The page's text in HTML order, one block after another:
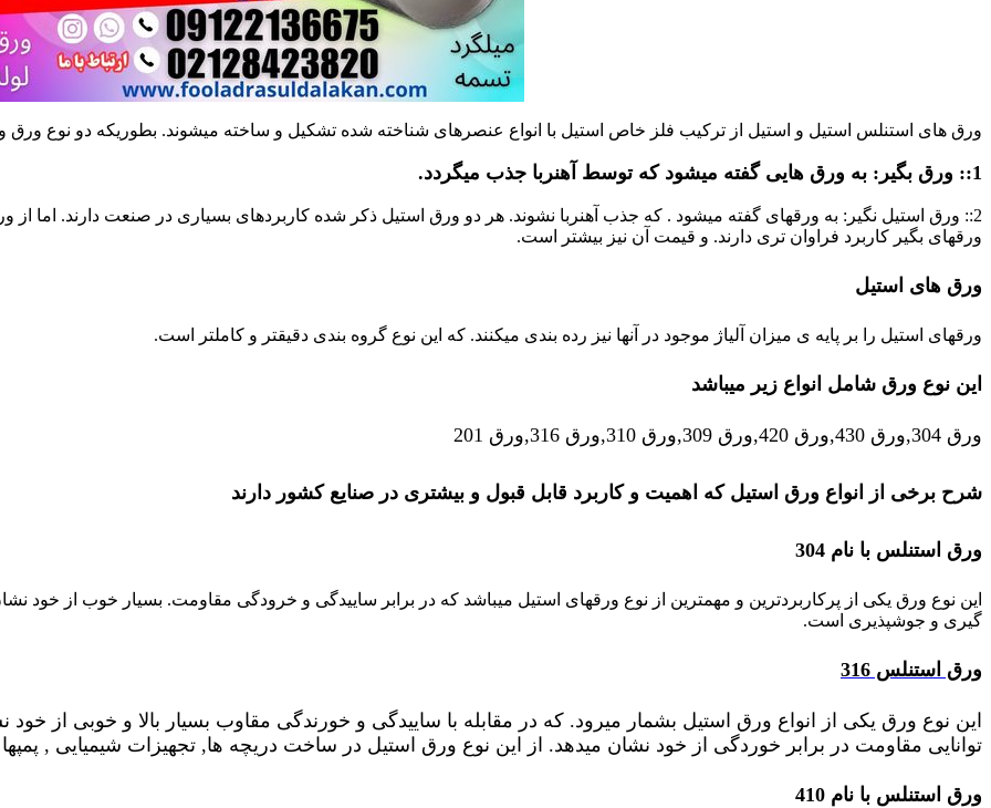
ورق های استنلس استیل و استیل از ترکیب فلز خاص استیل با انواع عنصرهای شناخته شده تشکیل و ساخته میشوند. بطوریکه دو نوع ورق
1:: ورق بگیر: به ورق هایی گفته میشود که توسط آهنربا جذب میگردد.
2:: ورق استیل نگیر: به ورقهای گفته میشود . که جذب آهنربا نشوند. هر دو ورق استیل ذکر شده کاربردهای بسیاری در صنعت دارند. اما از
ورقهای بگیر کاربرد فراوان تری دارند. و قیمت آن نیز بیشتر است.
ورق های استیل
ورقهای استیل را بر پایه ی میزان آلیاژ موجود در آنها نیز رده بندی میکنند. که این نوع گروه بندی دقیقتر و کاملتر است.
این نوع ورق شامل انواع زیر میباشد
ورق 304,ورق 430,ورق 420,ورق 309,ورق 310,ورق 316,ورق 201
شرح برخی از انواع ورق استیل که اهمیت و کاربرد قابل قبول و بیشتری در صنایع کشور دارند
ورق استنلس با نام 304
این نوع ورق یکی از پرکاربردترین و مهمترین از نوع ورقهای استیل میباشد که در برابر ساییدگی و خرودگی مقاومت. بسیار خوب از خود
گیری و جوشپذیری است.
ورق استنلس 316
توانایی مقاومت در برابر خوردگی از خود نشان میدهد. از این نوع ورق استیل در ساخت دریچه ها, تجهیزات شیمیایی , پمپها
ورق استنلس با نام 410